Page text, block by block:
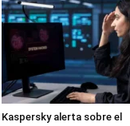
Kaspersky alerta sobre el